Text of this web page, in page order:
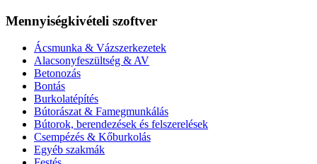
Mennyiségkivételi szoftver
Ácsmunka & Vázszerkezetek
Alacsonyfeszültség & AV
Betonozás
Bontás
Burkolatépítés
Bútorászat & Famegmunkálás
Bútorok, berendezések és felszerelések
Csempézés & Kőburkolás
Egyéb szakmák